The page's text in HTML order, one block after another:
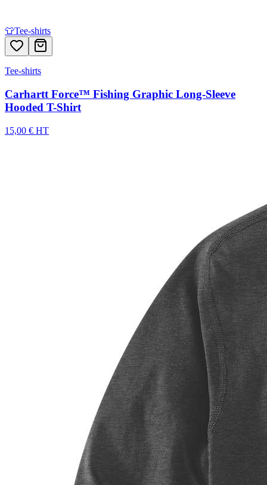
👕Tee-shirts
Tee-shirts
Carhartt Force™ Fishing Graphic Long-Sleeve
Hooded T-Shirt
15,00 € HT